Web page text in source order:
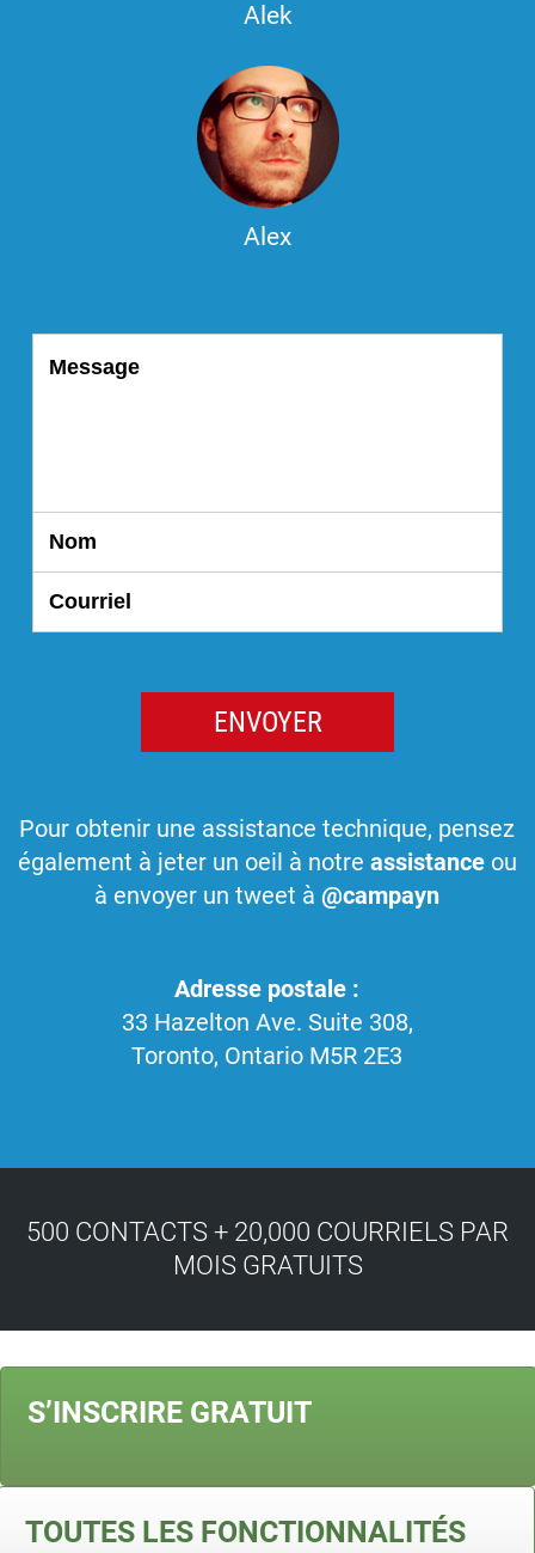
Alek
Alex
Message
Nom
Courriel
Pour obtenir une assistance technique, pensez
également à jeter un oeil à notre assistanceou
à envoyer un tweet à@campayn
Adresse postale :
33 Hazelton Ave. Suite 308,
Toronto, Ontario M5R 2E3
500 CONTACTS + 20,000 COURRIELS PAR
MOIS GRATUITS
S’INSCRIRE GRATUIT
TOUTES LES FONCTIONNALITÉS